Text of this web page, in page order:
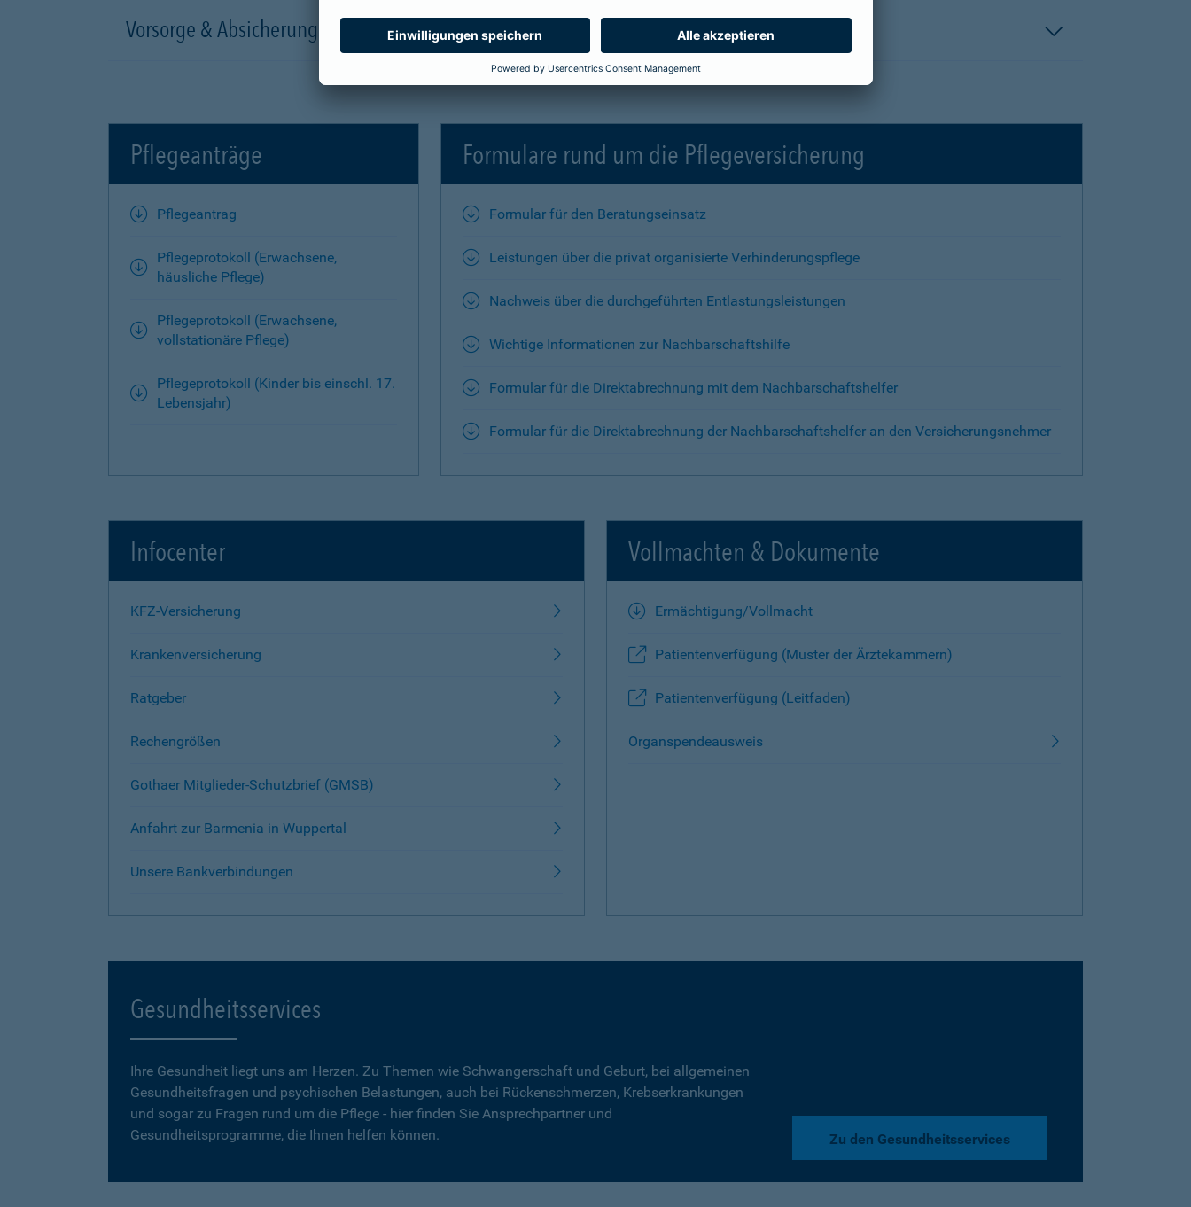
Vorsorge & Absicherung
Pflegeanträge
Pflegeantrag
Pflegeprotokoll (Erwachsene,
häusliche Pflege)
Pflegeprotokoll (Erwachsene,
vollstationäre Pflege)
Pflegeprotokoll (Kinder bis einschl. 17.
Lebensjahr)
Formulare rund um die Pflegeversicherung
Formular für den Beratungseinsatz
Leistungen über die privat organisierte Verhinderungspflege
Nachweis über die durchgeführten Entlastungsleistungen
Wichtige Informationen zur Nachbarschaftshilfe
Formular für die Direktabrechnung mit dem Nachbarschaftshelfer
Formular für die Direktabrechnung der Nachbarschaftshelfer an den Versicherungsnehmer
Infocenter
KFZ-Versicherung
Krankenversicherung
Ratgeber
Rechengrößen
Gothaer Mitglieder-Schutzbrief (GMSB)
Anfahrt zur Barmenia in Wuppertal
Unsere Bankverbindungen
Vollmachten & Dokumente
Ermächtigung/Vollmacht
Patientenverfügung (Muster der Ärztekammern)
Patientenverfügung (Leitfaden)
Organspendeausweis
Gesundheitsservices
Ihre Gesundheit liegt uns am Herzen. Zu Themen wie Schwangerschaft und Geburt, bei allgemeinen
Gesundheitsfragen und psychischen Belastungen, auch bei Rückenschmerzen, Krebserkrankungen
und sogar zu Fragen rund um die Pflege - hier finden Sie Ansprechpartner und
Gesundheitsprogramme, die Ihnen helfen können.
Zu den Gesundheitsservices